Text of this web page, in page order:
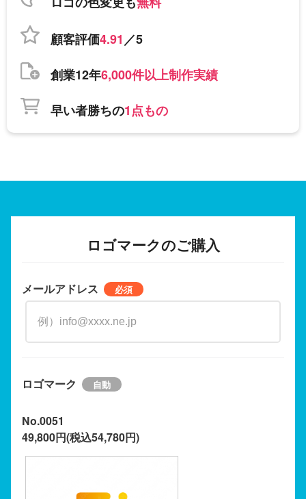
顧客評価4.91／5
創業12年6,000件以上制作実績
早い者勝ちの1点もの
ロゴマークのご購入
メールアドレス
ロゴマーク
No.0051
49,800円(税込54,780円)